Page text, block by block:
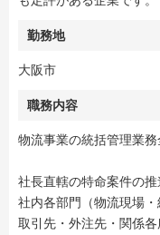
勤務地
大阪市
職務内容
物流事業の統括管理業務
社長直轄の特命案件の
社内各部門（物流現場
取引先・外注先・関係